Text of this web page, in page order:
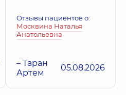
Отзывы пациентов о:
Москвина Наталья
Анатольевна
– Таран
Артем
05.08.2026